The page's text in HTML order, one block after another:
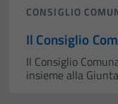
CONSIGLIO
Il Consiglio
Il Consiglio
insieme alla